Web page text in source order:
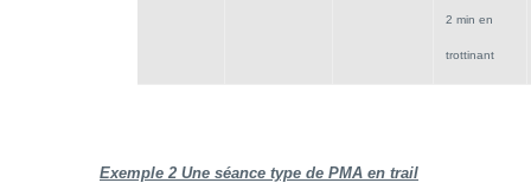
2 min en
trottinant
Exemple 2 Une séance type de PMA en trail